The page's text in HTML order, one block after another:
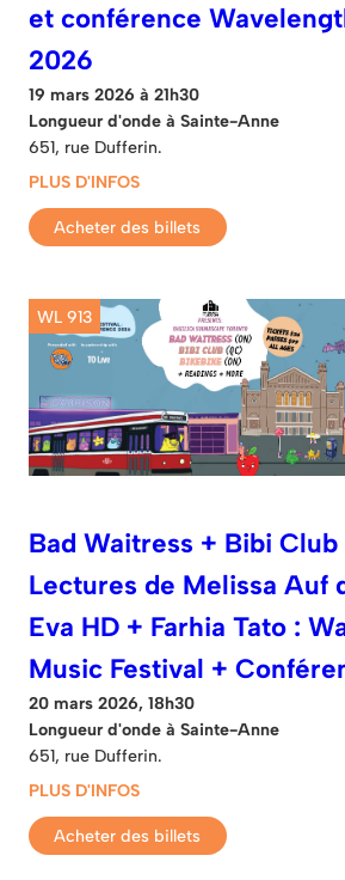
et conférence
2026
19 mars 2026 à 21h30
Longueur d'onde à Sainte-Anne
651, rue Dufferin.
PLUS D'INFOS
Acheter des billets
WL 913
Bad Waitress + Bibi
Lectures de Melissa Auf
Eva HD + Farhia Tato :
Music Festival +
20 mars 2026, 18h30
Longueur d'onde à Sainte-Anne
651, rue Dufferin.
PLUS D'INFOS
Acheter des billets